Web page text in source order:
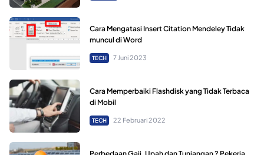
Cara Mengatasi Insert Citation Mendeley Tidak
muncul di Word
TECH 7 Juni 2023
Cara Memperbaiki Flashdisk yang Tidak Terbaca
di Mobil
TECH 22 Februari 2022